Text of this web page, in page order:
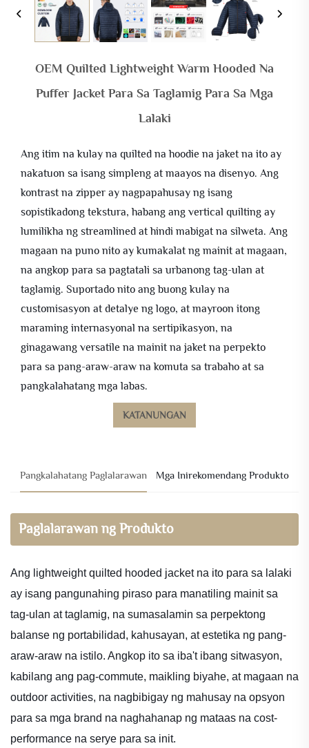
OEM Quilted Lightweight Warm Hooded Na
Puffer Jacket Para Sa Taglamig Para Sa Mga
Lalaki
Ang itim na kulay na quilted na hoodie na jaket na ito ay
nakatuon sa isang simpleng at maayos na disenyo. Ang
kontrast na zipper ay nagpapahusay ng isang
sopistikadong tekstura, habang ang vertical quilting ay
lumilikha ng streamlined at hindi mabigat na silweta. Ang
magaan na puno nito ay kumakalat ng mainit at magaan,
na angkop para sa pagtatali sa urbanong tag-ulan at
taglamig. Suportado nito ang buong kulay na
customisasyon at detalye ng logo, at mayroon itong
maraming internasyonal na sertipikasyon, na
ginagawang versatile na mainit na jaket na perpekto
para sa pang-araw-araw na komuta sa trabaho at sa
pangkalahatang mga labas.
KATANUNGAN
Pangkalahatang Paglalarawan Mga Inirekomendang Produkto
Paglalarawan ng Produkto
Ang lightweight quilted hooded jacket na ito para sa lalaki
ay isang pangunahing piraso para manatiling mainit sa
tag-ulan at taglamig, na sumasalamin sa perpektong
balanse ng portabilidad, kahusayan, at estetika ng pang-
araw-araw na istilo. Angkop ito sa iba't ibang sitwasyon,
kabilang ang pag-commute, maikling biyahe, at magaan na
outdoor activities, na nagbibigay ng mahusay na opsyon
para sa mga brand na naghahanap ng mataas na cost-
performance na serye para sa init.